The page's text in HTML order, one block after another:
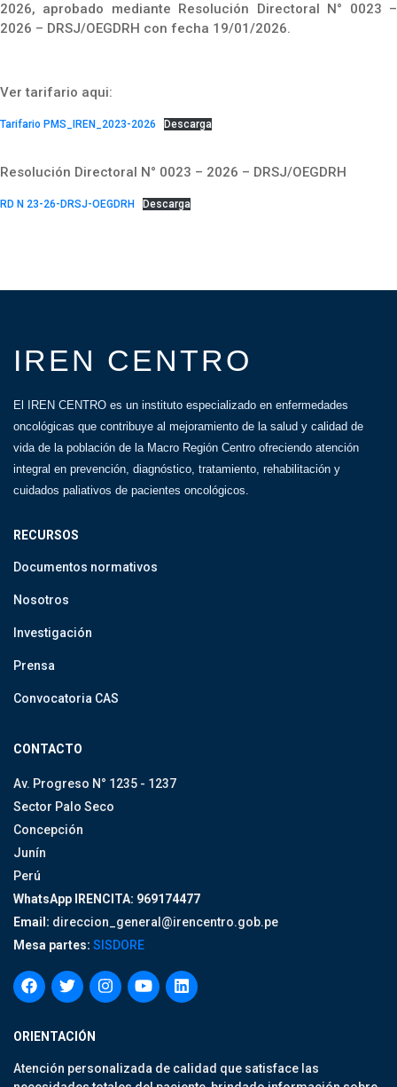
2026, aprobado mediante Resolución Directoral N° 0023 –
2026 – DRSJ/OEGDRH con fecha 19/01/2026.
Ver tarifario aqui:
Tarifario PMS_IREN_2023-2026 Descarga
Resolución Directoral N° 0023 – 2026 – DRSJ/OEGDRH
RD N 23-26-DRSJ-OEGDRH Descarga
IREN CENTRO
El IREN CENTRO es un instituto especializado en enfermedades
oncológicas que contribuye al mejoramiento de la salud y calidad de
vida de la población de la Macro Región Centro ofreciendo atención
integral en prevención, diagnóstico, tratamiento, rehabilitación y
cuidados paliativos de pacientes oncológicos.
RECURSOS
Documentos normativos
Nosotros
Investigación
Prensa
Convocatoria CAS
CONTACTO
Av. Progreso N° 1235 - 1237
Sector Palo Seco
Concepción
Junín
Perú
WhatsApp IRENCITA: 969174477
Email: direccion_general@irencentro.gob.pe
Mesa partes: SISDORE
ORIENTACIÓN
Atención personalizada de calidad que satisface las